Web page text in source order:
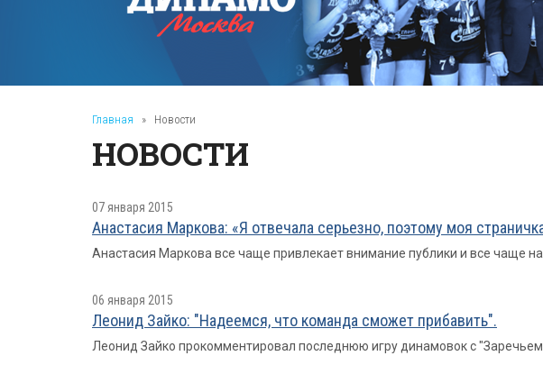
Главная » Новости
НОВОСТИ
07 января 2015
Анастасия Маркова: «Я отвечала серьезно, поэтому моя
Анастасия Маркова все чаще привлекает внимание публики и все чаще
06 января 2015
Леонид Зайко: "Надеемся, что команда сможет прибавить".
Леонид Зайко прокомментировал последнюю игру динамовок с